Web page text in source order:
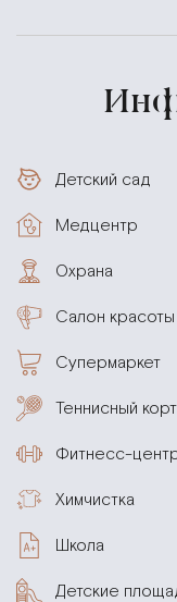
Детский сад
Медцентр
Охрана
Салон красоты
Супермаркет
Теннисный корт
Фитнесс-
Химчистка
Школа
Детские